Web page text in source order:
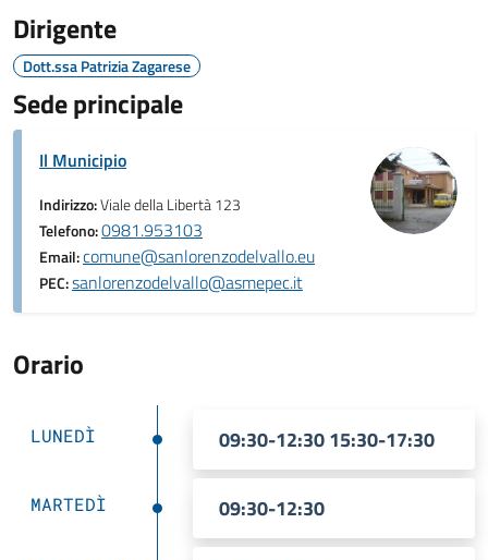
Dirigente
Dott.ssa Patrizia Zagarese
Sede principale
Il Municipio
Indirizzo:Viale della Libertà 123
Telefono:0981.953103
Email:comune@sanlorenzodelvallo.eu
PEC:sanlorenzodelvallo@asmepec.it
Orario
LUNEDÌ 09:30-12:30 15:30-17:30
MARTEDÌ 09:30-12:30